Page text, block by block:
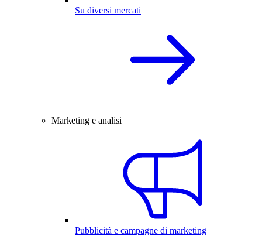
Su diversi mercati
Marketing e analisi
Pubblicità e campagne di marketing